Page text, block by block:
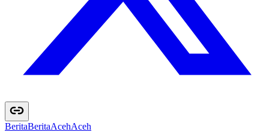
BeritaBeritaAcehAceh